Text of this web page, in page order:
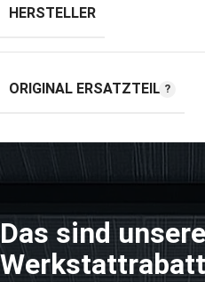
HERSTELLER
ORIGINAL ERSATZTEIL
Das sind unsere